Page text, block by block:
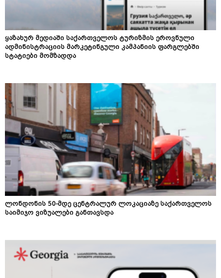
ყაზახურ მედიაში საქართველოს ტურიზმის ეროვნული
ადმინისტრაციის მარკეტინგული კამპანიის ფარგლებში
სტატიები მომზადდა
ლონდონის 50-მდე ცენტრალურ ლოკაციაზე საქართველოს
საიმიჯო ვიზუალები განთავსდა